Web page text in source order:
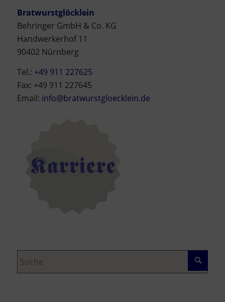
Bratwurstglöcklein
Behringer GmbH & Co. KG
Handwerkerhof 11
90402 Nürnberg
Tel.: +49 911 227625
Fax: +49 911 227645
Email: info@bratwurstgloecklein.de